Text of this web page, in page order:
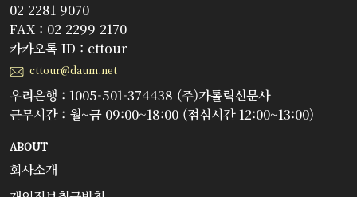
02 2281 9070
FAX : 02 2299 2170
카카오톡 ID : cttour
cttour@daum.net
우리은행 : 1005-501-374438 (주)가톨릭신문사
근무시간 : 월~금 09:00~18:00 (점심시간 12:00~13:00)
ABOUT
회사소개